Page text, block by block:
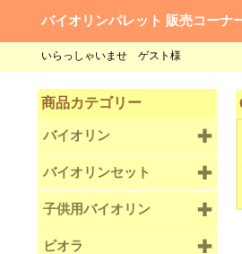
バイオリンパレット 販売コーナ
いらっしゃいませ ゲスト様
商品カテゴリー
バイオリン
バイオリンセット
子供用バイオリン
ビオラ